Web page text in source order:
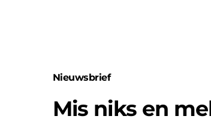
Nieuwsbrief
Mis niks en